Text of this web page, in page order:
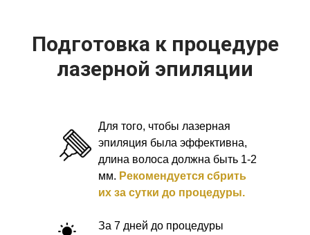
Подготовка к процедуре
лазерной эпиляции
Для того, чтобы лазерная
эпиляция была эффективна,
длина волоса должна быть 1-2
мм. Рекомендуется сбрить
их за сутки до процедуры.
За 7 дней до процедуры
Записаться на процедуру
После прохождения лазерной